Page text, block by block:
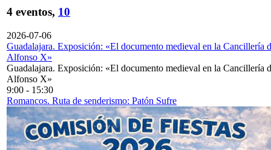
4 eventos, 10
2026-07-06
Guadalajara. Exposición: «El documento medieval en la Cancillería
Alfonso X»
Guadalajara. Exposición: «El documento medieval en la Cancillería
Alfonso X»
9:00 - 15:30
Romancos. Ruta de senderismo: Patón Sufre